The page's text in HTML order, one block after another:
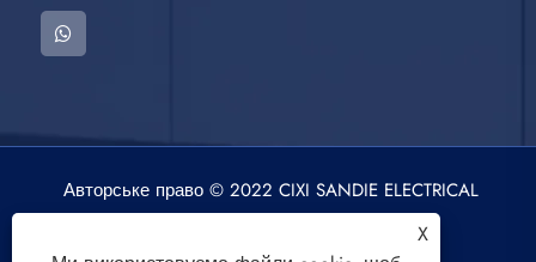
Авторське право © 2022 CIXI SANDIE ELECTRICAL
APPLIANCE CO., LTD. Пральна машина,
центрифуга, вентилятор повітряного
X